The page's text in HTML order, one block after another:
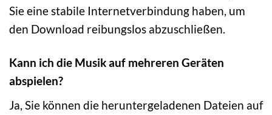
Sie eine stabile Internetverbindung haben, um
den Download reibungslos abzuschließen.
Kann ich die Musik auf mehreren Geräten
abspielen?
Ja, Sie können die heruntergeladenen Dateien auf